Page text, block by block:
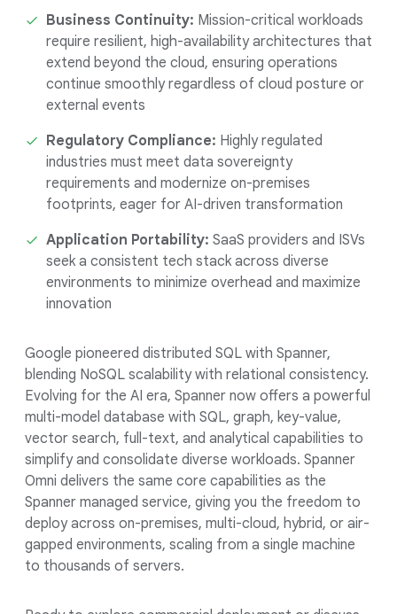
Business Continuity: Mission-critical workloads
require resilient, high-availability architectures that
extend beyond the cloud, ensuring operations
continue smoothly regardless of cloud posture or
external events
Regulatory Compliance: Highly regulated
industries must meet data sovereignty
requirements and modernize on-premises
footprints, eager for AI-driven transformation
Application Portability: SaaS providers and ISVs
seek a consistent tech stack across diverse
environments to minimize overhead and maximize
innovation
Google pioneered distributed SQL with Spanner,
blending NoSQL scalability with relational consistency.
Evolving for the AI era, Spanner now offers a powerful
multi-model database with SQL, graph, key-value,
vector search, full-text, and analytical capabilities to
simplify and consolidate diverse workloads. Spanner
Omni delivers the same core capabilities as the
Spanner managed service, giving you the freedom to
deploy across on-premises, multi-cloud, hybrid, or air-
gapped environments, scaling from a single machine
to thousands of servers.